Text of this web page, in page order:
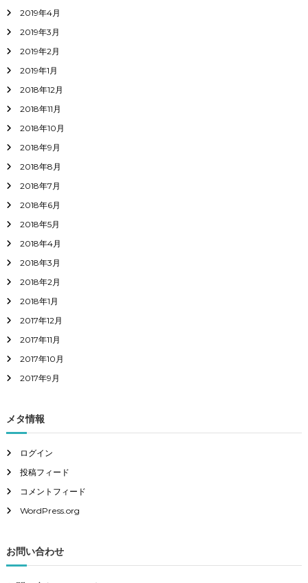
2019年4月
2019年3月
2019年2月
2019年1月
2018年12月
2018年11月
2018年10月
2018年9月
2018年8月
2018年7月
2018年6月
2018年5月
2018年4月
2018年3月
2018年2月
2018年1月
2017年12月
2017年11月
2017年10月
2017年9月
メタ情報
ログイン
投稿フィード
コメントフィード
WordPress.org
お問い合わせ